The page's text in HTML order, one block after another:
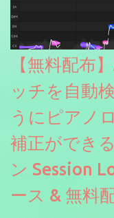
【無料配布
ッチを自動
うにピアノ
補正ができ
ン Session
ース & 無料